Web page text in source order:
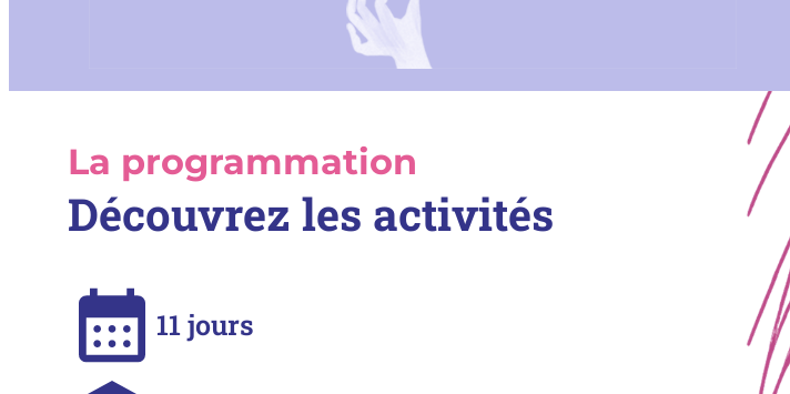
La programmation
Découvrez les activités
11jours